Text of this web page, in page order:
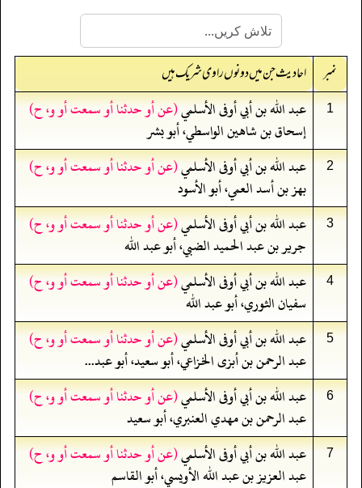
نمبر احادیث جن میں دونوں راوی شریک ہیں
1 عبد الله بن أبي أوفى الأسلمي(عن أو حدثنا أو سمعت أو و، ح)
إسحاق بن شاهين الواسطي، أبو بشر
2 عبد الله بن أبي أوفى الأسلمي(عن أو حدثنا أو سمعت أو و، ح)
بهز بن أسد العمي، أبو الأسود
3 عبد الله بن أبي أوفى الأسلمي(عن أو حدثنا أو سمعت أو و، ح)
جرير بن عبد الحميد الضبي، أبو عبد الله
4 عبد الله بن أبي أوفى الأسلمي(عن أو حدثنا أو سمعت أو و، ح)
سفيان الثوري، أبو عبد الله
5 عبد الله بن أبي أوفى الأسلمي(عن أو حدثنا أو سمعت أو و، ح)
عبد الرحمن بن أبزى الخزاعي، أبو سعيد، أبو عبد...
6 عبد الله بن أبي أوفى الأسلمي(عن أو حدثنا أو سمعت أو و، ح)
عبد الرحمن بن مهدي العنبري، أبو سعيد
7 عبد الله بن أبي أوفى الأسلمي(عن أو حدثنا أو سمعت أو و، ح)
عبد العزيز بن عبد الله الأويسي، أبو القاسم